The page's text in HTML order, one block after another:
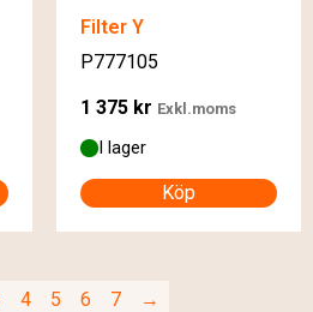
Filter Y
P777105
1 375 kr Exkl.moms
I lager
Köp
4 5 6 7 →